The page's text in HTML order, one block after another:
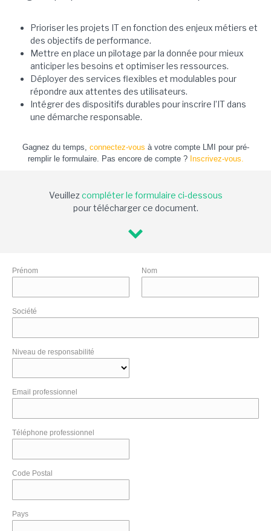
Prioriser les projets IT en fonction des enjeux métiers et
des objectifs de performance.
Mettre en place un pilotage par la donnée pour mieux
anticiper les besoins et optimiser les ressources.
Déployer des services flexibles et modulables pour
répondre aux attentes des utilisateurs.
Intégrer des dispositifs durables pour inscrire l’IT dans
une démarche responsable.
Gagnez du temps, connectez-vous à votre compte LMI pour pré-
remplir le formulaire. Pas encore de compte ? Inscrivez-vous.
Veuillezcompléter le formulaire ci-dessous
pour télécharger ce document.
Prénom Nom
Société
Niveau de responsabilité
Email professionnel
Téléphone professionnel
Code Postal
Pays